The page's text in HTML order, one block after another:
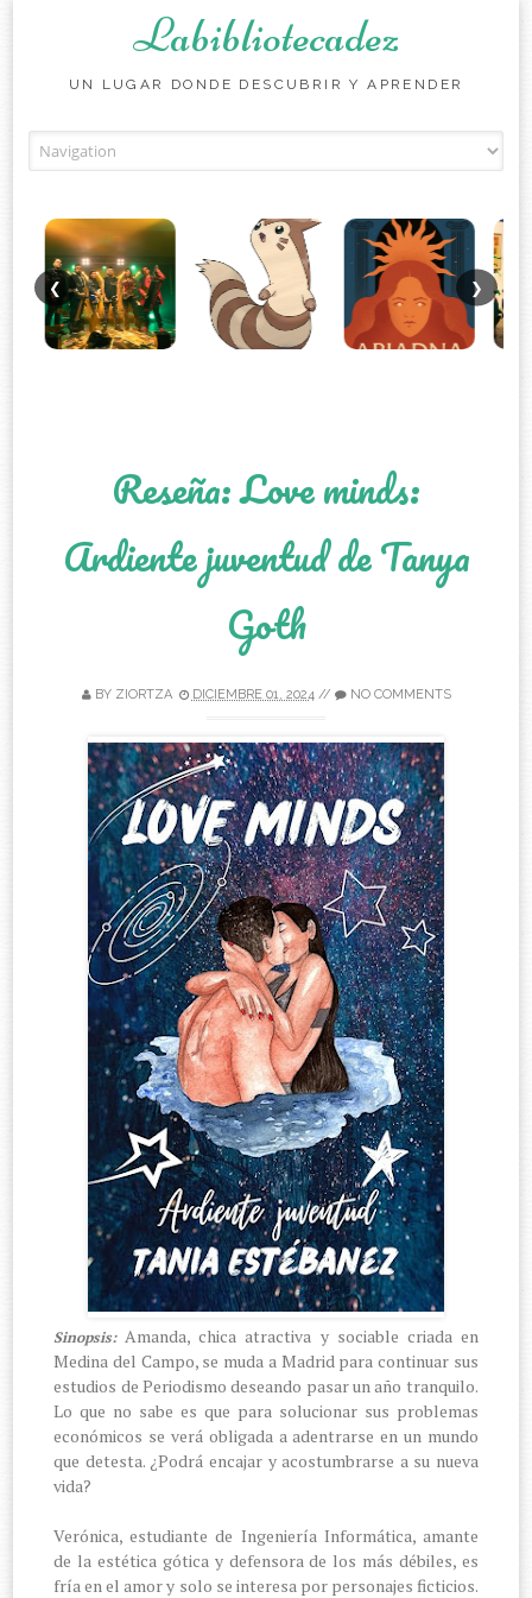
Labibliotecadez
UN LUGAR DONDE DESCUBRIR Y APRENDER
❮ ❯
Reseña: Love minds:
Ardiente juventud de Tanya
Goth
BY ZIORTZA DICIEMBRE 01, 2024// NO COMMENTS
Sinopsis:Amanda, chica atractiva y sociable criada en
Medina del Campo, se muda a Madrid para continuar sus
estudios de Periodismo deseando pasar un año tranquilo.
Lo que no sabe es que para solucionar sus problemas
económicos se verá obligada a adentrarse en un mundo
que detesta. ¿Podrá encajar y acostumbrarse a su nueva
vida?
Verónica, estudiante de Ingeniería Informática, amante
de la estética gótica y defensora de los más débiles, es
fría en el amor y solo se interesa por personajes ficticios.